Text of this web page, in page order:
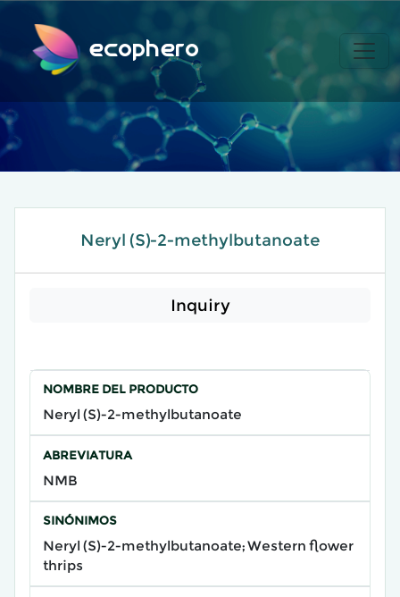
ecophero
Neryl (S)-2-methylbutanoate
Inquiry
NOMBRE DEL PRODUCTO
Neryl (S)-2-methylbutanoate
ABREVIATURA
NMB
SINÓNIMOS
Neryl (S)-2-methylbutanoate; Western flower
thrips